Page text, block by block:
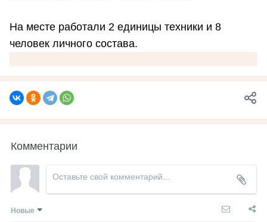
На месте работали 2 единицы техники и 8
человек личного состава.
Комментарии
Новые